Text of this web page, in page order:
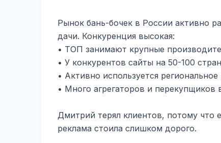
Рынок бань-бочек в России активно
дачи. Конкуренция высокая:
• ТОП занимают крупные
• У конкурентов сайты на 50-100
• Активно используется
• Много агрегаторов и перекупщиков
Дмитрий терял клиентов, потому что
реклама стоила слишком дорого.